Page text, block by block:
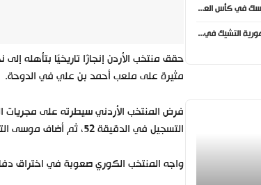
مثيرة على ملعب أحمد بن علي في الدوحة.
فرض المنتخب الأردني سيطرته على مجريات
التسجيل في الدقيقة 52، ثم أضاف موسى التعمري الهدف الثاني في الدقيقة 67.
واجه المنتخب الكوري صعوبة في اختراق
موعد مباراة كندا والبوسنة والهرسك في كأس العالم 2026 والقنوات الناقلة
موعد مباراة كوريا الجنوبية وجمهورية التشيك في كأس العالم 2026 والقنوات الناقلة